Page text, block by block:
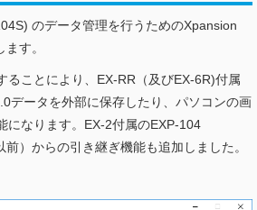
のデータ管理を行うためのXpansion
す。
ることにより、EX-RR（及びEX-6R)付属
データを外部に保存したり、パソコンの画
になります。EX-2付属のEXP-104
）からの引き継ぎ機能も追加しました。